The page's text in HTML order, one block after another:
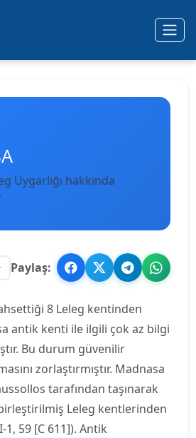
Uygarlığı hakkında
Paylaş:
8 Leleg kentinden
antik kenti ile ilgili çok az bilgi
Bu durum güvenilir
zorlaştırmıştır. Madnasa
tarafından taşınarak
Leleg kentlerinden
59 [C 611]). Antik